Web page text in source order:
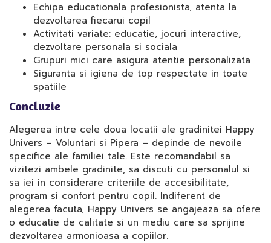
Echipa educationala profesionista, atenta la
dezvoltarea fiecarui copil
Activitati variate: educatie, jocuri interactive,
dezvoltare personala si sociala
Grupuri mici care asigura atentie personalizata
Siguranta si igiena de top respectate in toate
spatiile
Concluzie
Alegerea intre cele doua locatii ale gradinitei Happy
Univers – Voluntari si Pipera – depinde de nevoile
specifice ale familiei tale. Este recomandabil sa
vizitezi ambele gradinite, sa discuti cu personalul si
sa iei in considerare criteriile de accesibilitate,
program si confort pentru copil. Indiferent de
alegerea facuta, Happy Univers se angajeaza sa ofere
o educatie de calitate si un mediu care sa sprijine
dezvoltarea armonioasa a copiilor.